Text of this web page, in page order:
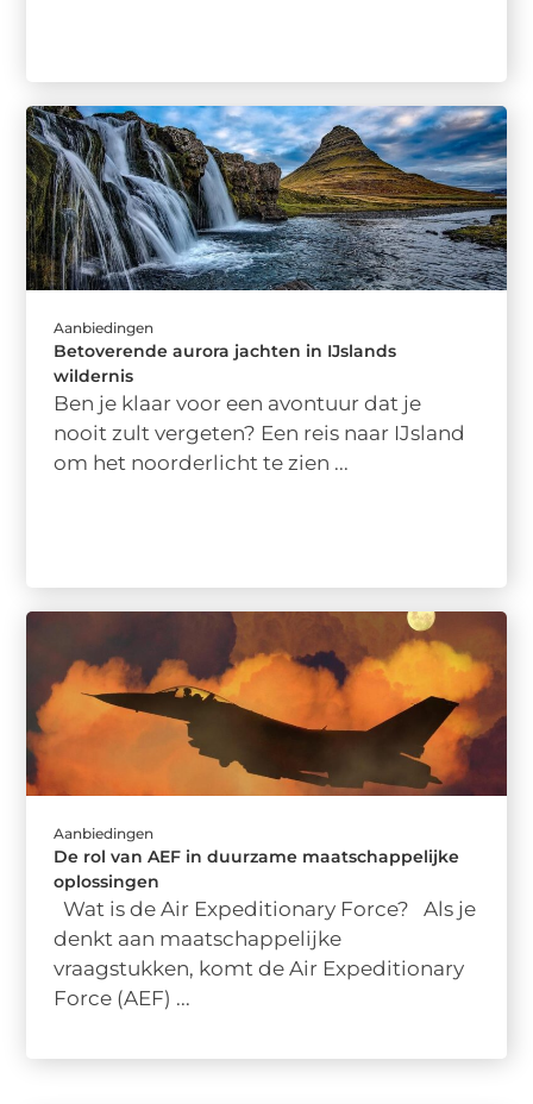
Aanbiedingen
Betoverende aurora jachten in IJslands
wildernis
Ben je klaar voor een avontuur dat je
nooit zult vergeten? Een reis naar IJsland
om het noorderlicht te zien ...
Aanbiedingen
De rol van AEF in duurzame maatschappelijke
oplossingen
Wat is de Air Expeditionary Force? Als je
denkt aan maatschappelijke
vraagstukken, komt de Air Expeditionary
Force (AEF) ...